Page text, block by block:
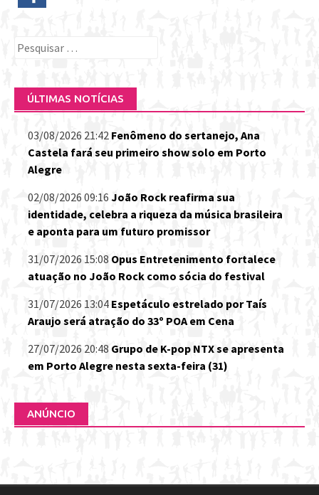
Pesquisar
ÚLTIMAS NOTÍCIAS
03/08/2026 21:42 Fenômeno do sertanejo, Ana
Castela fará seu primeiro show solo em Porto
Alegre
02/08/2026 09:16 João Rock reafirma sua
identidade, celebra a riqueza da música brasileira
e aponta para um futuro promissor
31/07/2026 15:08 Opus Entretenimento fortalece
atuação no João Rock como sócia do festival
31/07/2026 13:04 Espetáculo estrelado por Taís
Araujo será atração do 33º POA em Cena
27/07/2026 20:48 Grupo de K-pop NTX se apresenta
em Porto Alegre nesta sexta-feira (31)
ANÚNCIO